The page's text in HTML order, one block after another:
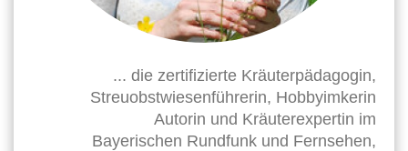
... die zertifizierte Kräuterpädagogin,
Streuobstwiesenführerin, Hobbyimkerin
Autorin und Kräuterexpertin im
Bayerischen Rundfunk und Fernsehen,